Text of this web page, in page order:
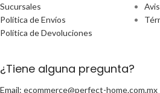
Sucursales
Política de Envíos
Política de Devoluciones
¿Tiene alguna pregunta?
Email: ecommerce@perfect-home.com.mx